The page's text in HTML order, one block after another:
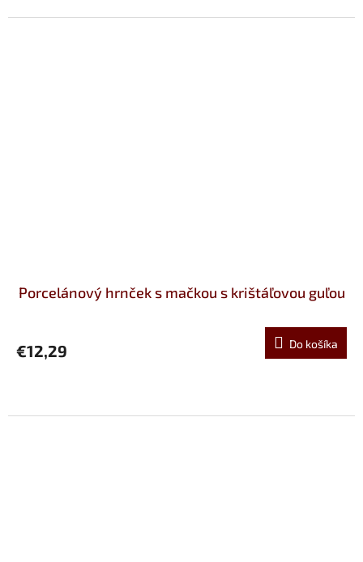
Porcelánový hrnček s mačkou s krištáľovou guľou
€12,29 Do košíka